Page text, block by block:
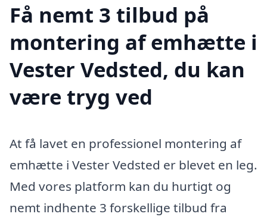
Få nemt 3 tilbud på
montering af emhætte i
Vester Vedsted, du kan
være tryg ved
At få lavet en professionel montering af
emhætte i Vester Vedsted er blevet en leg.
Med vores platform kan du hurtigt og
nemt indhente 3 forskellige tilbud fra